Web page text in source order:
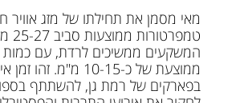
מאי מסמן את תחילתו של מזג אוויר
המשקעים ממשיכים לרדת, עם
ממוצעת של כ-10-15 מ"מ.
בפארקים של רמת גן, להשתתף